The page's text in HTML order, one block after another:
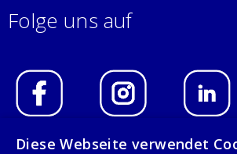
Folge uns auf
Diese Webseite verwendet